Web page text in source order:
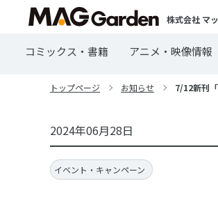
株式会社 マ
コミックス・書籍 アニメ・映像情報
トップページ お知らせ 7/12新刊
2024年06月28日
イベント・キャンペーン